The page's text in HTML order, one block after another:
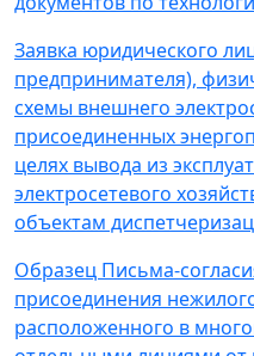
Заявка юридического
предпринимателя),
схемы внешнего
присоединенных
целях вывода из
электросетевого
объектам
Образец Письма-
присоединения
расположенного в